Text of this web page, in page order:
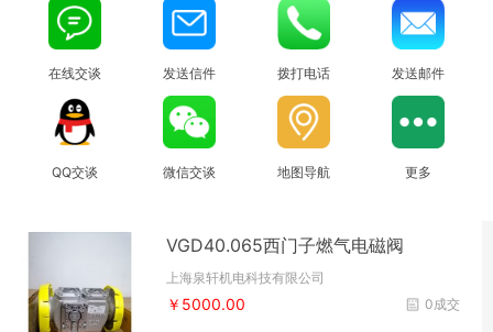
在线交谈 发送信件 拨打电话 发送邮件
QQ交谈 微信交谈 地图导航 更多
VGD40.065西门子燃气电磁阀
上海泉轩机电科技有限公司
0成交
￥5000.00